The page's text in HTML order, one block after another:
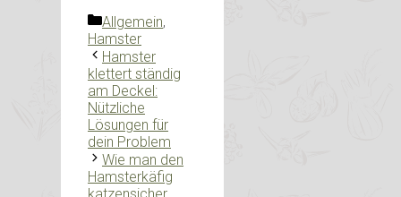
Kategorien
Allgemein,
Hamster
Hamster
klettert ständig
am Deckel:
Nützliche
Lösungen für
dein Problem
Wie man den
Hamsterkäfig